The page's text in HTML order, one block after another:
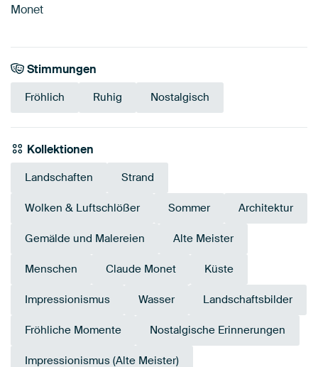
Monet
Stimmungen
Fröhlich Ruhig Nostalgisch
Kollektionen
Landschaften Strand
Wolken & Luftschlößer Sommer Architektur
Gemälde und Malereien Alte Meister
Menschen Claude Monet Küste
Impressionismus Wasser Landschaftsbilder
Fröhliche Momente Nostalgische Erinnerungen
Impressionismus (Alte Meister)